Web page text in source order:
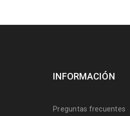
INFORMACIÓN
Preguntas frecuentes